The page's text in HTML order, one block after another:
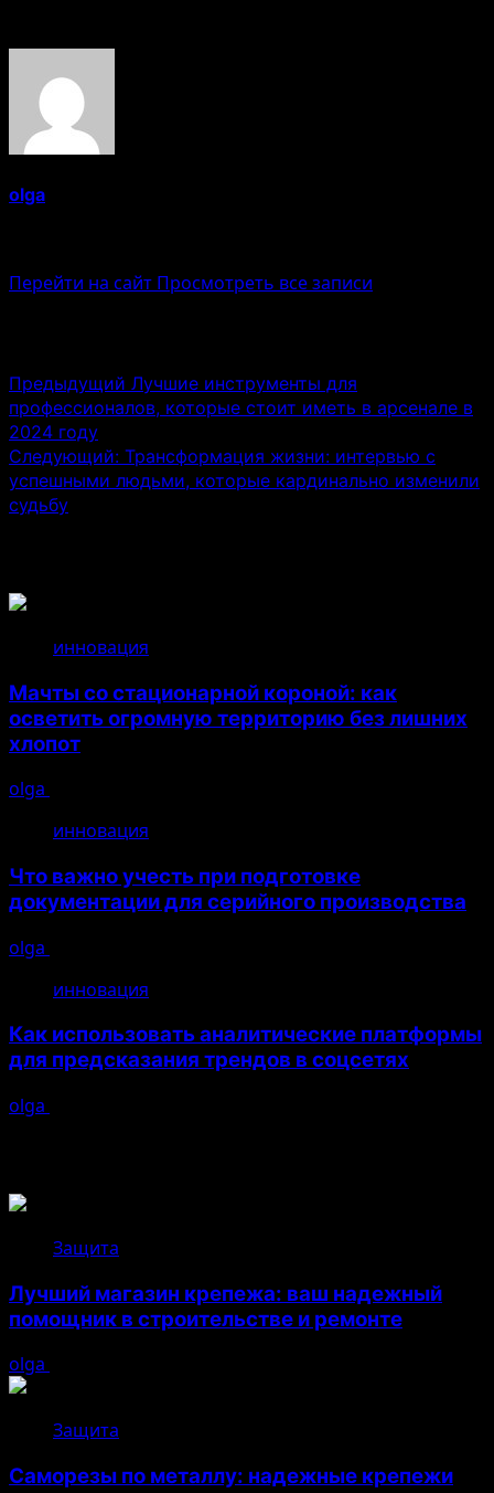
olga
Перейти на сайт Просмотреть все записи
Предыдущий Лучшие инструменты для
профессионалов, которые стоит иметь в арсенале в
2024 году
Следующий: Трансформация жизни: интервью с
успешными людьми, которые кардинально изменили
судьбу
инновация
Мачты со стационарной короной: как
осветить огромную территорию без лишних
хлопот
olga
инновация
Что важно учесть при подготовке
документации для серийного производства
olga
инновация
Как использовать аналитические платформы
для предсказания трендов в соцсетях
olga
Защита
Лучший магазин крепежа: ваш надежный
помощник в строительстве и ремонте
olga
Защита
Саморезы по металлу: надежные крепежи